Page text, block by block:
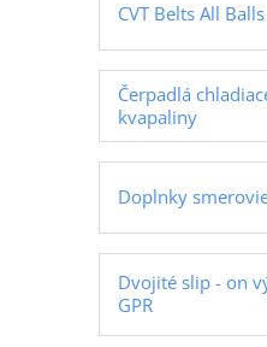
CVT Belts All Balls
Čerpadlá
kvapaliny
Doplnky
Dvojité slip - on
GPR